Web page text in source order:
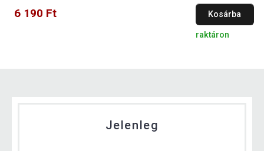
6 190 Ft Kosárba
raktáron
Jelenleg